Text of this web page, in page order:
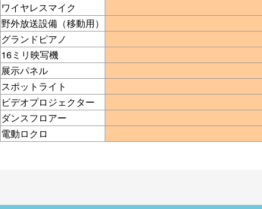
ワイヤレスマイク
野外放送設備（移動用）
グランドピアノ
16ミリ映写機
展示パネル
スポットライト
ビデオプロジェクター
ダンスフロアー
電動ロクロ